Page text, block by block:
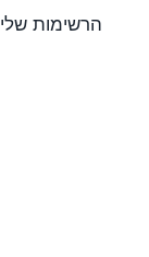
הרשימות שלי